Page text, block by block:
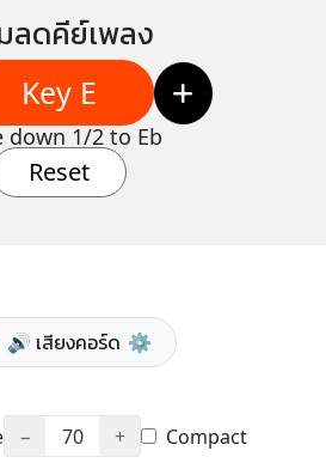
ลดคีย์เพลง
Key E
down 1/2 to Eb
Reset
🔊 เสียงคอร์ด ⚙️
− 70 + Compact